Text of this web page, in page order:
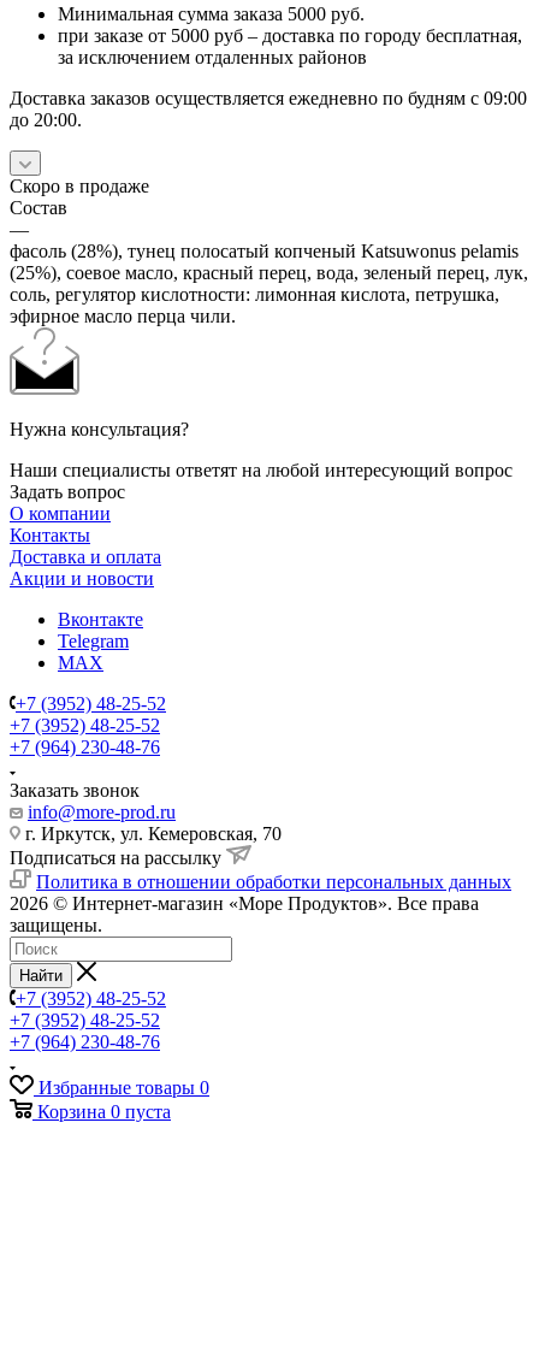
Минимальная сумма заказа 5000 руб.
при заказе от 5000 руб – доставка по городу бесплатная,
за исключением отдаленных районов
Доставка заказов осуществляется ежедневно по будням с 09:00
до 20:00.
Скоро в продаже
Состав
—
фасоль (28%), тунец полосатый копченый Katsuwonus pelamis
(25%), соевое масло, красный перец, вода, зеленый перец, лук,
соль, регулятор кислотности: лимонная кислота, петрушка,
эфирное масло перца чили.
Нужна консультация?
Наши специалисты ответят на любой интересующий вопрос
Задать вопрос
О компании
Контакты
Доставка и оплата
Акции и новости
Вконтакте
Telegram
MAX
+7 (3952) 48-25-52
+7 (3952) 48-25-52
+7 (964) 230-48-76
Заказать звонок
info@more-prod.ru
г. Иркутск, ул. Кемеровская, 70
Подписаться на рассылку
Политика в отношении обработки персональных данных
2026 © Интернет-магазин «Море Продуктов». Все права
защищены.
Найти
+7 (3952) 48-25-52
+7 (3952) 48-25-52
+7 (964) 230-48-76
Избранные товары 0
Корзина 0 пуста